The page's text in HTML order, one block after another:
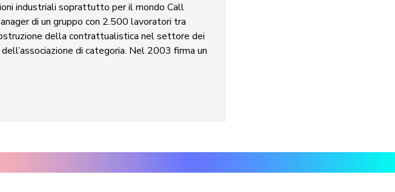
industriali soprattutto per il mondo Call
di un gruppo con 2.500 lavoratori tra
della contrattualistica nel settore dei
di categoria. Nel 2003 firma un